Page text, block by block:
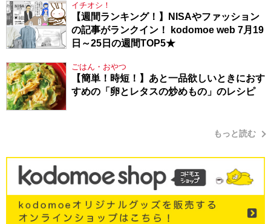
イチオシ！
【週間ランキング！】NISAやファッション
の記事がランクイン！ kodomoe web 7月19
日～25日の週間TOP5★
ごはん・おやつ
【簡単！時短！】あと一品欲しいときにおす
すめの「卵とレタスの炒めもの」のレシピ
もっと読む